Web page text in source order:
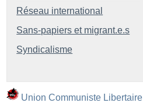
Réseau international
Sans-papiers et migrant.e.s
Syndicalisme
Union Communiste Libertaire